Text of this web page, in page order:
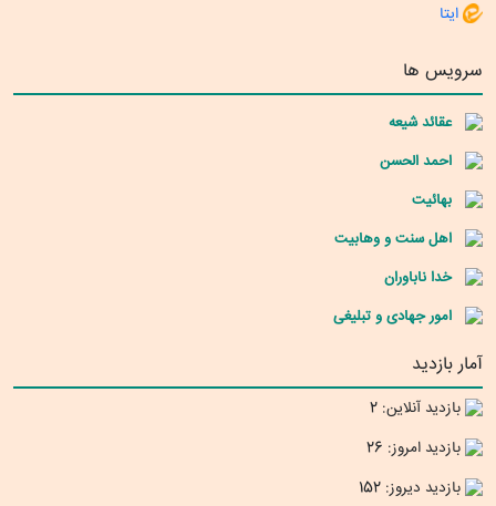
ایتا
سرویس ها
عقائد شیعه
احمد الحسن
بهائیت
اهل سنت و وهابیت
خدا ناباوران
امور جهادی و تبلیغی
آمار بازدید
بازدید آنلاین: 2
بازدید امروز: 26
بازدید دیروز: 152